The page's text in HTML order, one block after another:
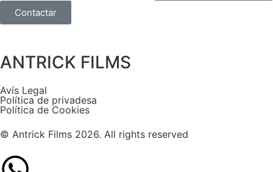
Contactar
ANTRICK FILMS
Avís Legal
Política de privadesa
Política de Cookies
© Antrick Films 2026. All rights reserved